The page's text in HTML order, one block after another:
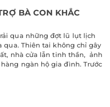
BÀ CON KHẮC
qua những đợt lũ lụt lịch
qua. Thiên tai không chỉ gây
nhà cửa lẫn tinh thần, ảnh
ngàn hộ gia đình. Trước